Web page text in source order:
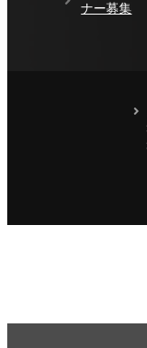
ナー募集